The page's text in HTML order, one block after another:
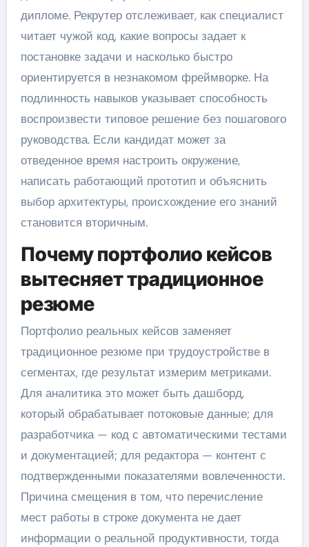
дипломе. Рекрутер отслеживает, как специалист
читает чужой код, какие вопросы задает к
постановке задачи и насколько быстро
ориентируется в незнакомом фреймворке. На
подлинность навыков указывает способность
воспроизвести типовое решение без пошагового
руководства. Если кандидат может за
отведенное время настроить окружение,
написать работающий прототип и объяснить
выбор архитектуры, происхождение его знаний
становится вторичным.
Почему портфолио кейсов
вытесняет традиционное
резюме
Портфолио реальных кейсов заменяет
традиционное резюме при трудоустройстве в
сегментах, где результат измерим метриками.
Для аналитика это может быть дашборд,
который обрабатывает потоковые данные; для
разработчика — код с автоматическими тестами
и документацией; для редактора — контент с
подтвержденными показателями вовлеченности.
Причина смещения в том, что перечисление
мест работы в строке документа не дает
информации о реальной продуктивности, тогда